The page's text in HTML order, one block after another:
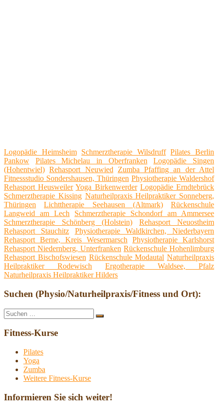
Logopädie Heimsheim Schmerztherapie Wilsdruff Pilates Berlin
Pankow
Pilates Michelau in Oberfranken
Logopädie Singen
(Hohentwiel) Rehasport Neuwied
Zumba Pfaffing an der Attel
Fitnessstudio Sondershausen, Thüringen Physiotherapie Waldershof
Rehasport Heusweiler Yoga Birkenwerder Logopädie Erndtebrück
Schmerztherapie Kissing Naturheilpraxis Heilpraktiker Sonneberg,
Thüringen
Lichttherapie Seehausen (Altmark)
Rückenschule
Langweid am Lech
Schmerztherapie Schondorf am Ammersee
Schmerztherapie Schönberg (Holstein)
Rehasport Neuostheim
Rehasport Stauchitz
Physiotherapie Waldkirchen, Niederbayern
Rehasport Berne, Kreis Wesermarsch
Physiotherapie Karlshorst
Rehasport Niedernberg, Unterfranken Rückenschule Hohenlimburg
Rehasport Bischofswiesen Rückenschule Modautal Naturheilpraxis
Heilpraktiker Rodewisch
Ergotherapie Waldsee, Pfalz
Naturheilpraxis Heilpraktiker Hilders
Suchen (Physio/Naturheilpraxis/Fitness und Ort):
Suche
nach:
Suchen
Fitness-Kurse
Pilates
Yoga
Zumba
Weitere Fitness-Kurse
Informieren Sie sich weiter!